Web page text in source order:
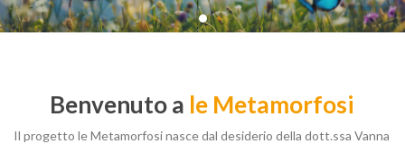
1
Benvenuto a le Metamorfosi
Il progetto le Metamorfosi nasce dal desiderio della dott.ssa Vanna